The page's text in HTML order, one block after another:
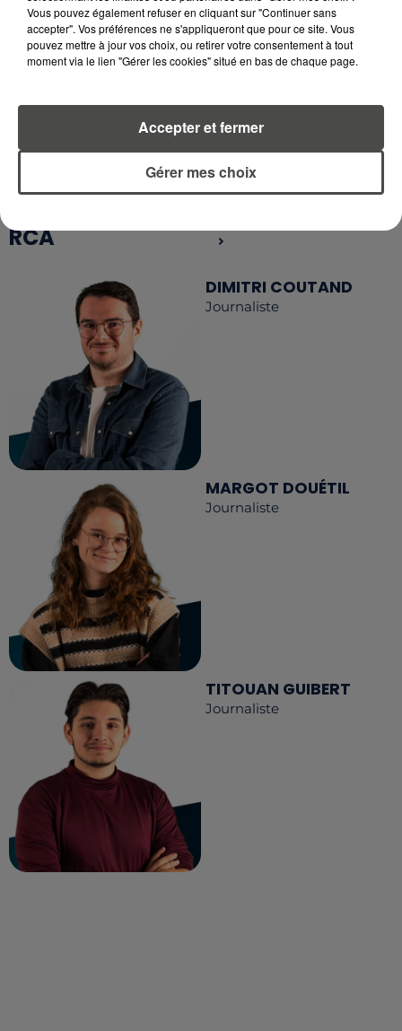
RETROUVEZ TOUTE L'ACTU DE LA RÉGION ET
EN TÉLÉCHARGEANT L'APPLICATION MOBILE
RCA
RCA
DIMITRI COUTAND
Journaliste
MARGOT DOUÉTIL
Journaliste
TITOUAN GUIBERT
Journaliste
Vous pouvez également refuser en cliquant sur "Continuer sans
accepter". Vos préférences ne s'appliqueront que pour ce site. Vous
pouvez mettre à jour vos choix, ou retirer votre consentement à tout
moment via le lien "Gérer les cookies" situé en bas de chaque page.
Gérer mes choix
Accepter et fermer